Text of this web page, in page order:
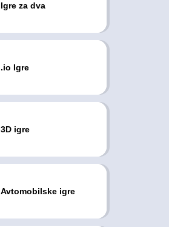
Igre za dva
.io Igre
3D igre
Avtomobilske igre